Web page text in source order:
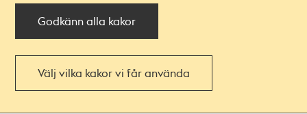
Godkänn alla kakor
Välj vilka kakor vi får använda